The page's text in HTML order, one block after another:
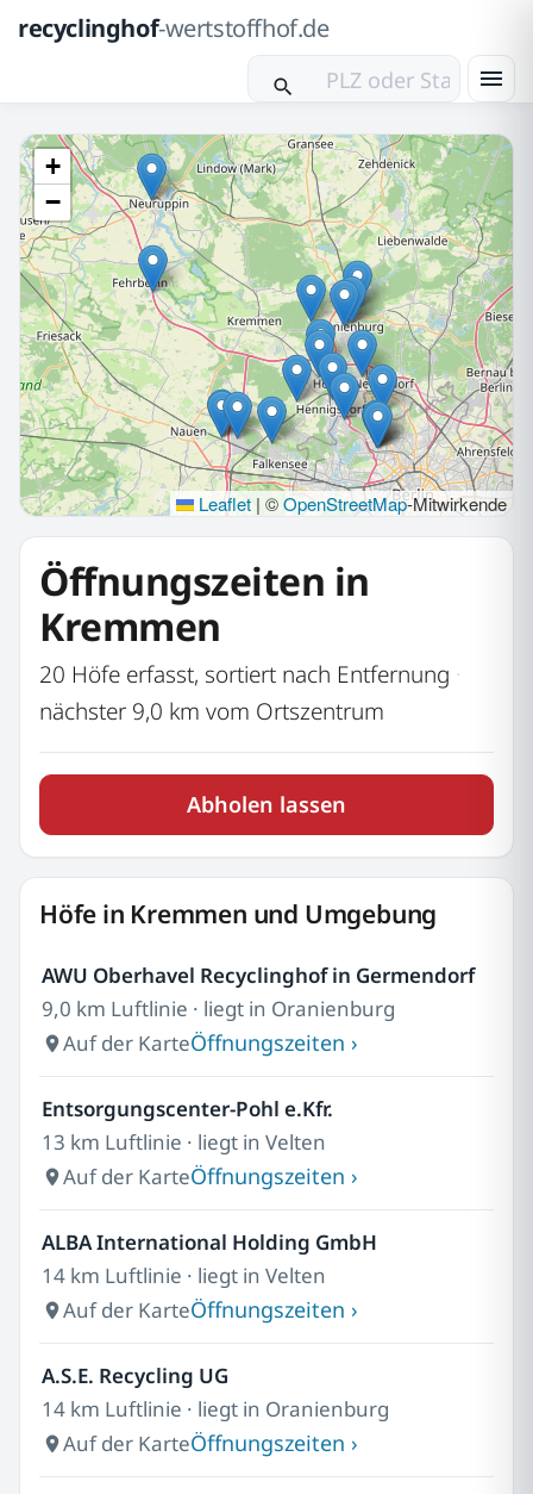
recyclinghof-wertstoffhof.de
+
−
Leaflet | ©OpenStreetMap-Mitwirkende
Öffnungszeiten in
Kremmen
20 Höfe erfasst, sortiert nach Entfernung ·
nächster 9,0 km vom Ortszentrum
Abholen lassen
Höfe in Kremmen und Umgebung
AWU Oberhavel Recyclinghof in Germendorf
9,0 km Luftlinie · liegt in Oranienburg
Auf der KarteÖffnungszeiten ›
Entsorgungscenter-Pohl e.Kfr.
13 km Luftlinie · liegt in Velten
Auf der KarteÖffnungszeiten ›
ALBA International Holding GmbH
14 km Luftlinie · liegt in Velten
Auf der KarteÖffnungszeiten ›
A.S.E. Recycling UG
14 km Luftlinie · liegt in Oranienburg
Auf der KarteÖffnungszeiten ›